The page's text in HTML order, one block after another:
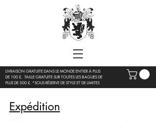
LIVRAISON GRATUITE DANS LE MONDE ENTIER À PLUS
DE 100 £. TAILLE GRATUITE SUR TOUTES LES BAGUES DE
PLUS DE 500 £. *SOUS RÉSERVE DE STYLE ET DE LIMITES
Expédition